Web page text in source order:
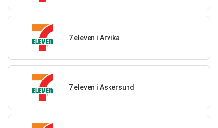
7 eleven i Arvika
7 eleven i Askersund